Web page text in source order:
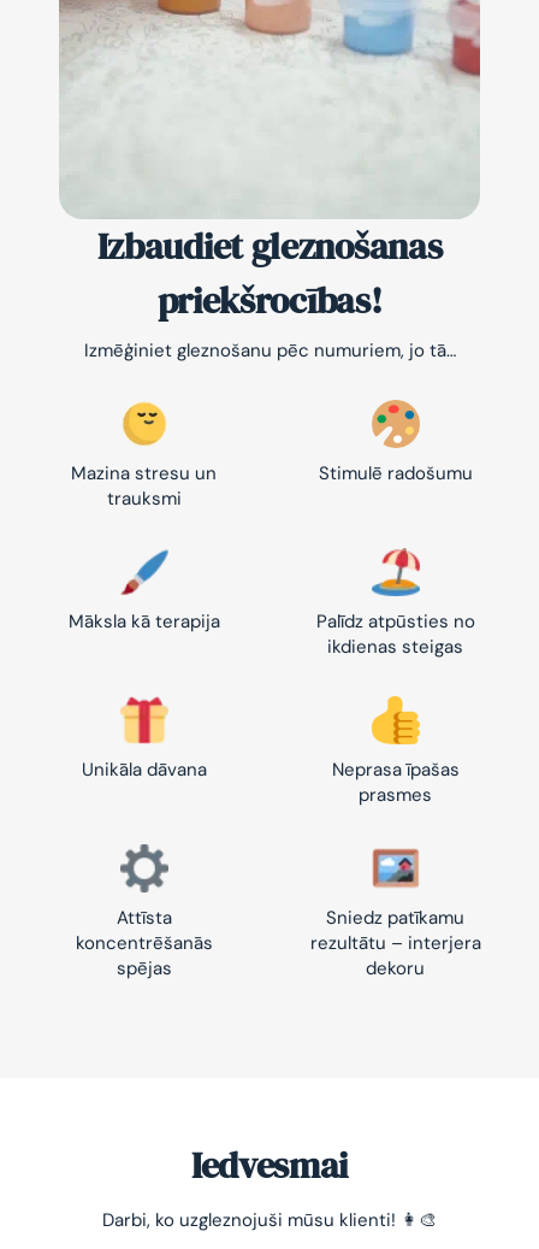
Izbaudiet gleznošanas
priekšrocības!
Izmēģiniet gleznošanu pēc numuriem, jo tā…
Mazina stresu un
trauksmi
Stimulē radošumu
Māksla kā terapija
Palīdz atpūsties no
ikdienas steigas
Unikāla dāvana
Neprasa īpašas
prasmes
Attīsta
koncentrēšanās
spējas
Sniedz patīkamu
rezultātu – interjera
dekoru
Iedvesmai
Darbi, ko uzgleznojuši mūsu klienti! 👩‍🎨